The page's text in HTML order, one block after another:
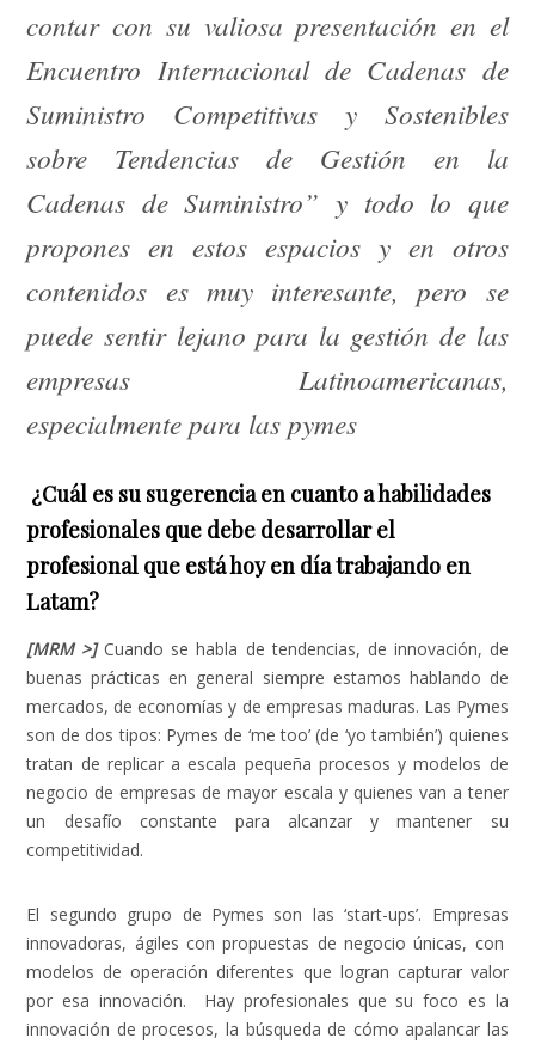
contar con su valiosa presentación en el
Encuentro Internacional de Cadenas de
Suministro Competitivas y Sostenibles
sobre Tendencias de Gestión en la
Cadenas de Suministro” y todo lo que
propones en estos espacios y en otros
contenidos es muy interesante, pero se
puede sentir lejano para la gestión de las
empresas Latinoamericanas,
especialmente para las pymes
¿Cuál es su sugerencia en cuanto a habilidades
profesionales que debe desarrollar el
profesional que está hoy en día trabajando en
Latam?
[MRM >]Cuando se habla de tendencias, de innovación, de
buenas prácticas en general siempre estamos hablando de
mercados, de economías y de empresas maduras. Las Pymes
son de dos tipos: Pymes de ‘me too’ (de ‘yo también’) quienes
tratan de replicar a escala pequeña procesos y modelos de
negocio de empresas de mayor escala y quienes van a tener
un desafío constante para alcanzar y mantener su
competitividad.
El segundo grupo de Pymes son las ‘start-ups’. Empresas
innovadoras, ágiles con propuestas de negocio únicas, con
modelos de operación diferentes que logran capturar valor
por esa innovación. Hay profesionales que su foco es la
innovación de procesos, la búsqueda de cómo apalancar las